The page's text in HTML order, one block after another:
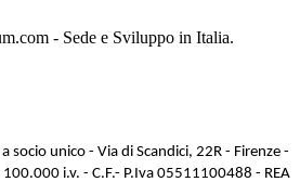
- Sede e Sviluppo in Italia.
socio unico - Via di Scandici, 22R - Firenze -
i.v. - C.F.- P.Iva 05511100488 - REA